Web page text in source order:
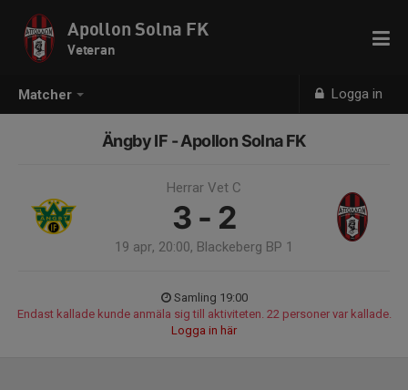
Matcher Logga in
Apollon Solna FK
Veteran
Ängby IF - Apollon Solna FK
Herrar Vet C
3 - 2
19 apr, 20:00, Blackeberg BP 1
Samling 19:00
Endast kallade kunde anmäla sig till aktiviteten. 22 personer var kallade.
Logga in här